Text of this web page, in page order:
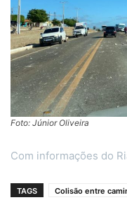
Foto: Júnior Oliveira
Com informações do
TAGS
Colisão entre